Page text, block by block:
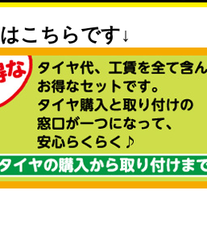
こちらです↓